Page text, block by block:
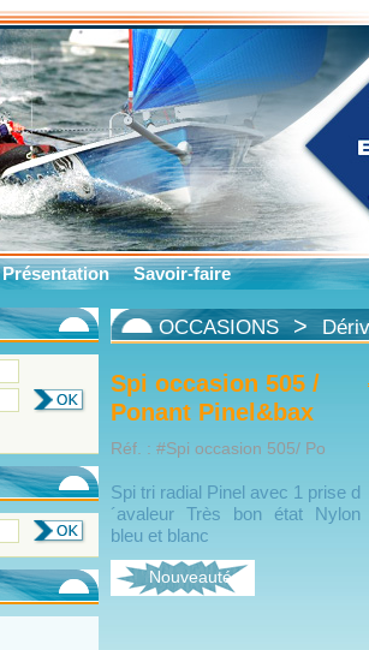
Présentation Savoir-faire
OCCASIONS>
Spi occasion 505 /
Ponant Pinel&bax
Réf. : #Spi occasion 505/ Po
Spi tri radial Pinel avec 1 prise d
´avaleur Très bon état Nylon
bleu et blanc
Nouveautés